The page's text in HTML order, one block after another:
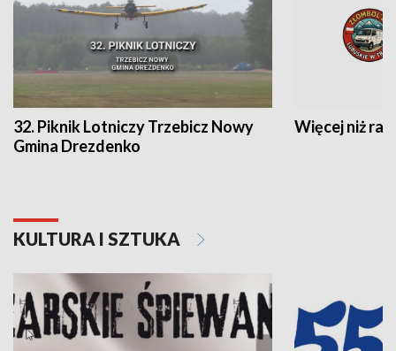
32. Piknik Lotniczy Trzebicz Nowy
Gmina Drezdenko
Więcej niż rajd
KULTURA I SZTUKA